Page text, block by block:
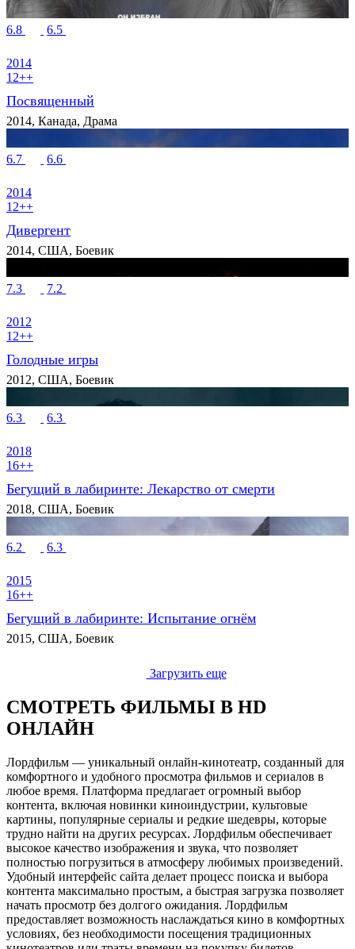
6.8 6.5
2014
12++
Посвященный
2014, Канада, Драма
6.7 6.6
2014
12++
Дивергент
2014, США, Боевик
7.3 7.2
2012
12++
Голодные игры
2012, США, Боевик
6.3 6.3
2018
16++
Бегущий в лабиринте: Лекарство от смерти
2018, США, Боевик
6.2 6.3
2015
16++
Бегущий в лабиринте: Испытание огнём
2015, США, Боевик
Загрузить еще
СМОТРЕТЬ ФИЛЬМЫ В HD
ОНЛАЙН
Лордфильм — уникальный онлайн-кинотеатр, созданный для
комфортного и удобного просмотра фильмов и сериалов в
любое время. Платформа предлагает огромный выбор
контента, включая новинки киноиндустрии, культовые
картины, популярные сериалы и редкие шедевры, которые
трудно найти на других ресурсах. Лордфильм обеспечивает
высокое качество изображения и звука, что позволяет
полностью погрузиться в атмосферу любимых произведений.
Удобный интерфейс сайта делает процесс поиска и выбора
контента максимально простым, а быстрая загрузка позволяет
начать просмотр без долгого ожидания. Лордфильм
предоставляет возможность наслаждаться кино в комфортных
условиях, без необходимости посещения традиционных